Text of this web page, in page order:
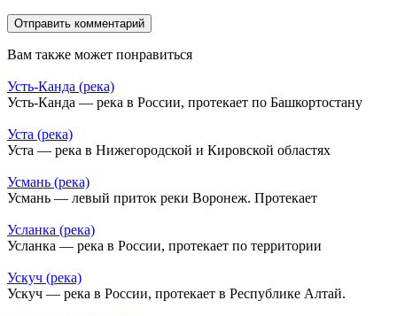
Вам также может понравиться
Усть-Канда (река)
Усть-Канда — река в России, протекает по Башкортостану
Уста (река)
Уста — река в Нижегородской и Кировской областях
Усмань (река)
Усмань — левый приток реки Воронеж. Протекает
Усланка (река)
Усланка — река в России, протекает по территории
Ускуч (река)
Ускуч — река в России, протекает в Республике Алтай.